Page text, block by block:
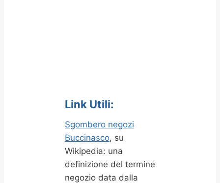
Link Utili:
Sgombero negozi
Buccinasco, su
Wikipedia: una
definizione del termine
negozio data dalla